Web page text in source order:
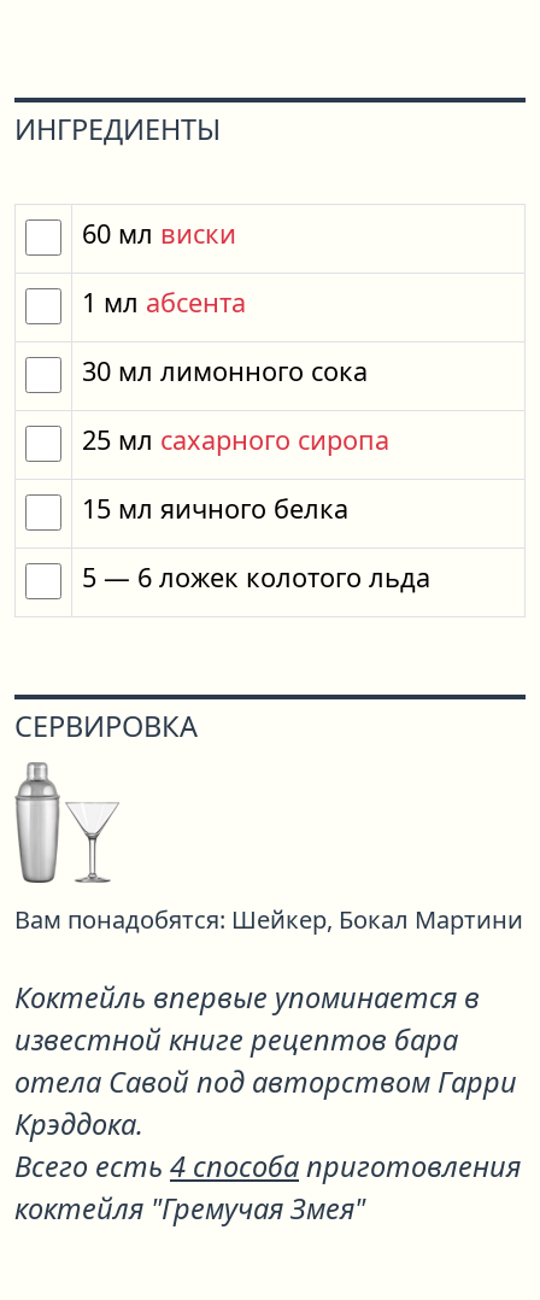
ИНГРЕДИЕНТЫ
60 мл виски
1 мл абсента
30 мл лимонного сока
25 мл сахарного сиропа
15 мл яичного белка
5 — 6 ложек колотого льда
СЕРВИРОВКА
Вам понадобятся: Шейкер, Бокал Мартини
Коктейль впервые упоминается в
известной книге рецептов бара
отела Савой под авторством Гарри
Крэддока.
Всего есть 4 способаприготовления
коктейля "Гремучая Змея"